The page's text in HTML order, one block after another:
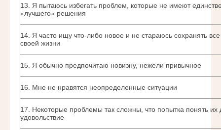
13. Я пытаюсь избегать проблем, которые не имеют
«лучшего» решения
14. Я часто ищу что-либо новое и не стараюсь сохранять
своей жизни
15. Я обычно предпочитаю новизну, нежели привычное
16. Мне не нравятся неопределенные ситуации
17. Некоторые проблемы так сложны, что попытка понять их
удовольствие